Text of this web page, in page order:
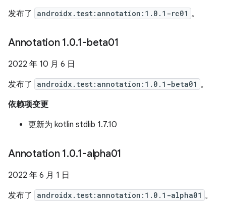
发布了
androidx.test:annotation:1.0.1-rc01 。
Annotation 1.0.1-beta01
2022 年 10 月 6 日
发布了
androidx.test:annotation:1.0.1-beta01 。
依赖项变更
更新为 kotlin stdlib 1.7.10
Annotation 1.0.1-alpha01
2022 年 6 月 1 日
发布了
androidx.test:annotation:1.0.1-alpha01 。